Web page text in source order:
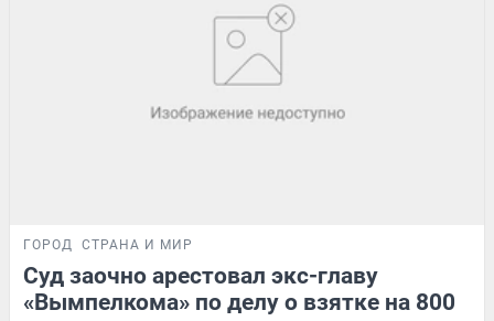
ГОРОД СТРАНА И МИР
Суд заочно арестовал экс-главу
«Вымпелкома» по делу о взятке на 800